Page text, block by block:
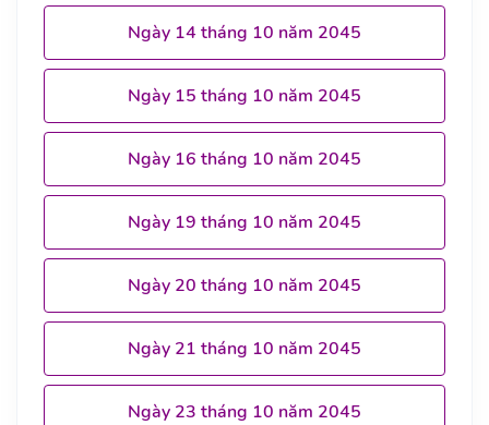
Ngày 14 tháng 10 năm 2045
Ngày 15 tháng 10 năm 2045
Ngày 16 tháng 10 năm 2045
Ngày 19 tháng 10 năm 2045
Ngày 20 tháng 10 năm 2045
Ngày 21 tháng 10 năm 2045
Ngày 23 tháng 10 năm 2045